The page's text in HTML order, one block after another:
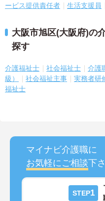
ービス提供責任者
生活支援員
大阪市旭区(大阪府)の
探す
介護福祉士 社会福祉士
介護
級）
社会福祉主事 実務者研
福祉士
マイナビ介護職に
お気軽にご相談下
STEP1